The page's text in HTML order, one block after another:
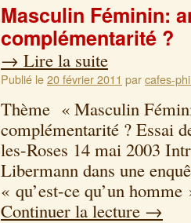
Masculin Féminin:
complémentarité ?
→ Lire la suite
Publié le20 février 2011 parcafes-
Thème « Masculin
complémentarité ? Essai
les-Roses 14 mai 2003
Libermann dans une
« qu’est-ce qu’un
Continuer la lecture →